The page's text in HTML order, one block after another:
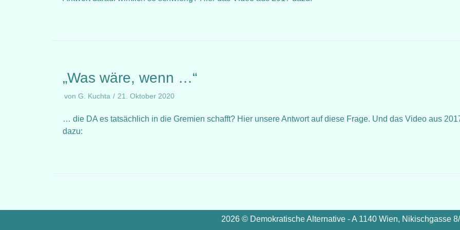
„Was wäre, wenn …“
von G. Kuchta 21. Oktober 2020
… die DA es tatsächlich in die Gremien schafft? Hier unsere Antwort auf diese Frage. Und das Video aus
dazu:
2026 © Demokratische Alternative - A 1140 Wien, Nikischgasse